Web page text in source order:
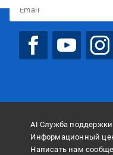
AI Служба поддержки
Информационный
Написать нам